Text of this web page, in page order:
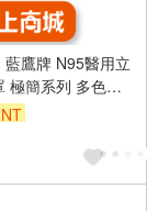
藍鷹牌 N95醫用立
極簡系列 多色可